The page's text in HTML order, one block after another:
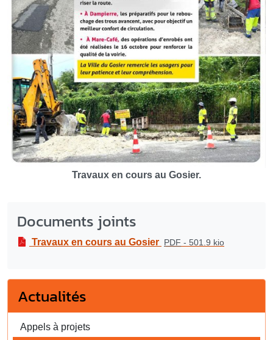
Travaux en cours au Gosier.
Documents joints
Travaux en cours au Gosier PDF - 501.9 kio
Actualités
Appels à projets